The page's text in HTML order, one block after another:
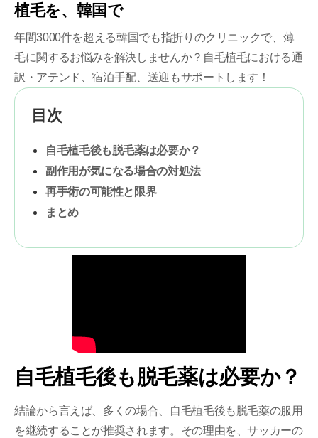
植毛を、韓国で
年間3000件を超える韓国でも指折りのクリニックで、薄
毛に関するお悩みを解決しませんか？自毛植毛における通
訳・アテンド、宿泊手配、送迎もサポートします！
目次
自毛植毛後も脱毛薬は必要か？
副作用が気になる場合の対処法
再手術の可能性と限界
まとめ
自毛植毛後も脱毛薬は必要か？
結論から言えば、多くの場合、自毛植毛後も脱毛薬の服用
を継続することが推奨されます。その理由を、サッカーの